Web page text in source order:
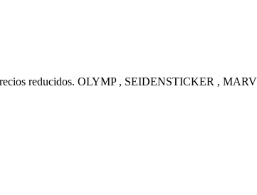
precios reducidos. OLYMP , SEIDENSTICKER ,